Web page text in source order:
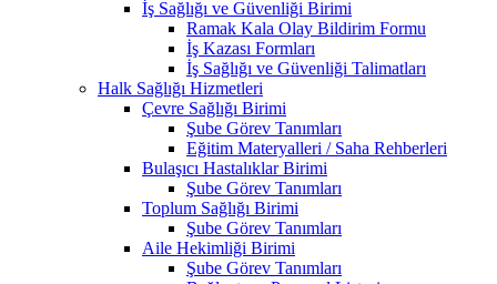
İş Sağlığı ve Güvenliği Birimi
Ramak Kala Olay Bildirim Formu
İş Kazası Formları
İş Sağlığı ve Güvenliği Talimatları
Halk Sağlığı Hizmetleri
Çevre Sağlığı Birimi
Şube Görev Tanımları
Eğitim Materyalleri / Saha Rehberleri
Bulaşıcı Hastalıklar Birimi
Şube Görev Tanımları
Toplum Sağlığı Birimi
Şube Görev Tanımları
Aile Hekimliği Birimi
Şube Görev Tanımları